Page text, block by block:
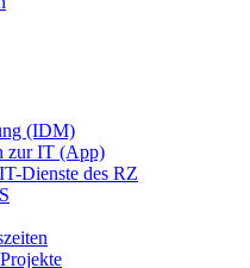
(IDM)
zur IT (App)
Dienste des RZ